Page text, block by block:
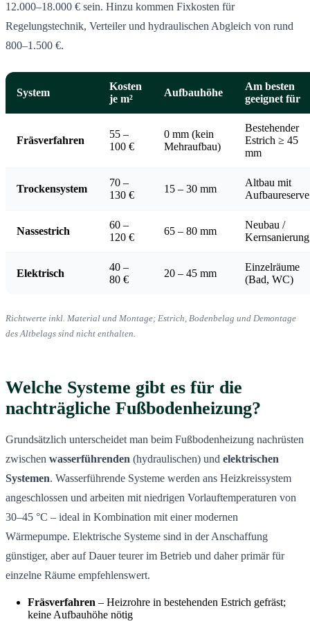
12.000–18.000 € sein. Hinzu kommen Fixkosten für
Regelungstechnik, Verteiler und hydraulischen Abgleich von rund
800–1.500 €.
System
Kosten
je m²
Aufbauhöhe
Am besten
geeignet für
Fräsverfahren
55 –
100 €
0 mm (kein
Mehraufbau)
Bestehender
Estrich ≥ 45
mm
Trockensystem
70 –
130 €
15 – 30 mm
Altbau mit
Aufbaureserve
Nassestrich
60 –
120 €
65 – 80 mm
Neubau /
Kernsanierung
Elektrisch
40 –
80 €
20 – 45 mm
Einzelräume
(Bad, WC)
Richtwerte inkl. Material und Montage; Estrich, Bodenbelag und Demontage
des Altbelags sind nicht enthalten.
Welche Systeme gibt es für die
nachträgliche Fußbodenheizung?
Grundsätzlich unterscheidet man beim Fußbodenheizung nachrüsten
zwischen wasserführenden (hydraulischen) und elektrischen
Systemen. Wasserführende Systeme werden ans Heizkreissystem
angeschlossen und arbeiten mit niedrigen Vorlauftemperaturen von
30–45 °C – ideal in Kombination mit einer modernen
Wärmepumpe. Elektrische Systeme sind in der Anschaffung
günstiger, aber auf Dauer teurer im Betrieb und daher primär für
einzelne Räume empfehlenswert.
Fräsverfahren – Heizrohre in bestehenden Estrich gefräst;
keine Aufbauhöhe nötig